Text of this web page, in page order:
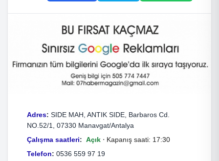
Adres: SIDE MAH, ANTIK SIDE, Barbaros Cd.
NO.52/1, 07330 Manavgat/Antalya
Çalışma saatleri: Açık ⋅ Kapanış saati: 17:30
Telefon: 0536 559 97 19